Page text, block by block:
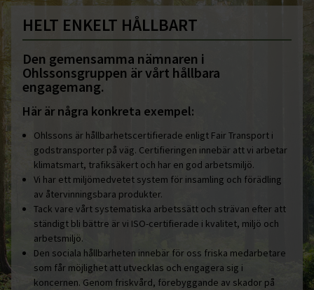
HELT ENKELT HÅLLBART
Den gemensamma nämnaren i
Ohlssonsgruppen är vårt hållbara
engagemang.
Här är några konkreta exempel:
Ohlssons är hållbarhetscertifierade enligt Fair Transport i
godstransporter på väg. Certifieringen innebär att vi arbetar
klimatsmart, trafiksäkert och har en god arbetsmiljö.
Vi har ett miljömedvetet system för insamling och förädling
av återvinningsbara produkter.
Tack vare vårt systematiska arbetssätt och strävan efter att
ständigt bli bättre är vi ISO-certifierade i kvalitet, miljö och
arbetsmiljö.
Den sociala hållbarheten innebär för oss friska medarbetare
som får möjlighet att utvecklas och engagera sig i
koncernen. Genom friskvård, förebyggande av skador på